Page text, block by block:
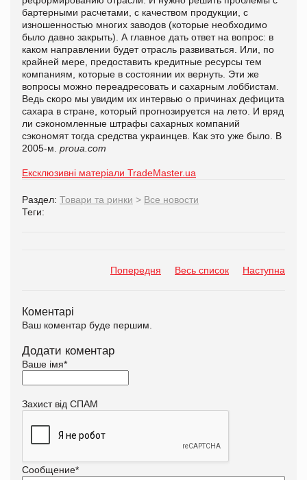
бартерными расчетами, с качеством продукции, с
изношенностью многих заводов (которые необходимо
было давно закрыть). А главное дать ответ на вопрос: в
каком направлении будет отрасль развиваться. Или, по
крайней мере, предоставить кредитные ресурсы тем
компаниям, которые в состоянии их вернуть. Эти же
вопросы можно переадресовать и сахарным лоббистам.
Ведь скоро мы увидим их интервью о причинах дефицита
сахара в стране, который прогнозируется на лето. И вряд
ли сэкономленные штрафы сахарных компаний
сэкономят тогда средства украинцев. Как это уже было. В
2005-м. proua.com
Ексклюзивні матеріали TradeMaster.ua
Раздел: Товари та ринки > Все новости
Теги:
Попередня Весь список Наступна
Коментарі
Ваш коментар буде першим.
Додати коментар
Ваше імя*
Захист від СПАМ
Сообщение*